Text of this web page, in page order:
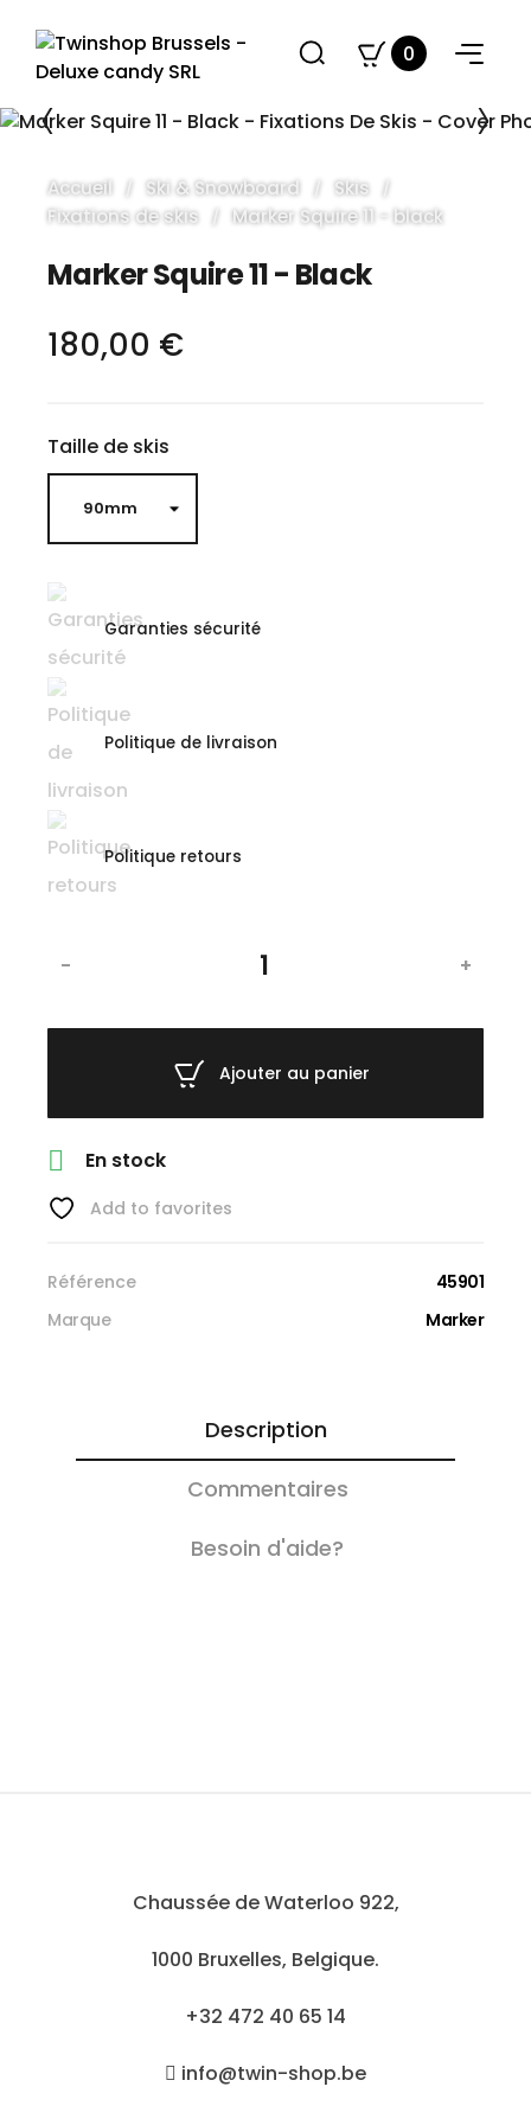
0
Accueil Ski & Snowboard
Skis
Fixations de skis
Marker Squire 11 - black
Marker Squire 11 - Black
180,00 €
Taille de skis
Garanties sécurité
Politique de livraison
Politique retours
- +
Ajouter au panier
 En stock
Add to favorites
Référence
45901
Marque
Marker
Description
Commentaires
Besoin d'aide?
Chaussée de Waterloo 922,
1000 Bruxelles, Belgique.
+32 472 40 65 14
info@twin-shop.be